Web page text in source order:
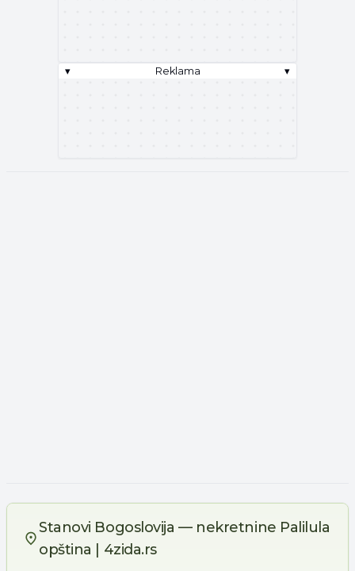
▾ Reklama ▾
Stanovi Bogoslovija — nekretnine Palilula
opština | 4zida.rs